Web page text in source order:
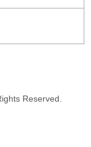
Reserved.